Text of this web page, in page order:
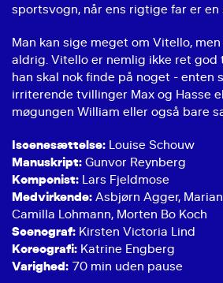
sportsvogn, når ens rigtige far er en
Man kan sige meget om Vitello,
aldrig. Vitello er nemlig ikke ret god
han skal nok finde på noget - enten
irriterende tvillinger Max og Hasse
møgungen William eller også bare
Iscenesættelse: Louise Schouw
Manuskript: Gunvor Reynberg
Komponist: Lars Fjeldmose
Medvirkende: Asbjørn Agger,
Camilla Lohmann, Morten Bo Koch
Scenograf: Kirsten Victoria Lind
Koreografi: Katrine Engberg
Varighed: 70 min uden pause